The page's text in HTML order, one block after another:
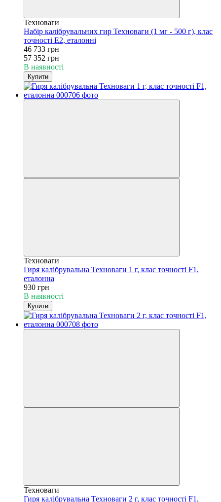
Техноваги
Набір калібрувальних гир Техноваги (1 мг - 500 г), клас
точності Е2, еталонні
46 733 грн
57 352 грн
В наявності
Купити
Техноваги
Гиря калібрувальна Техноваги 1 г, клас точності F1,
еталонна
930 грн
В наявності
Купити
Техноваги
Гиря калібрувальна Техноваги 2 г, клас точності F1,